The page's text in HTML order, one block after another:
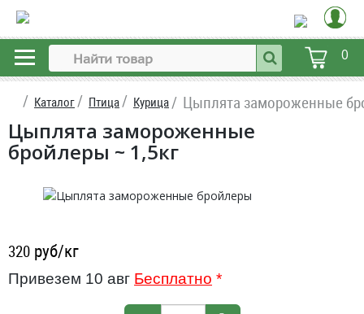
0
Каталог Птица Курица Цыплята замороженные
Цыплята замороженные
бройлеры ~ 1,5кг
320 руб/кг
Привезем 10 авг Бесплатно *